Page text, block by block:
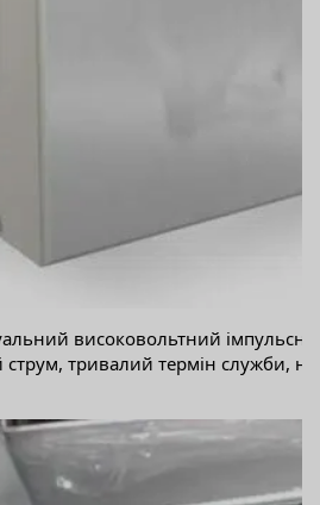
високовольтний
струм, тривалий термін служби,